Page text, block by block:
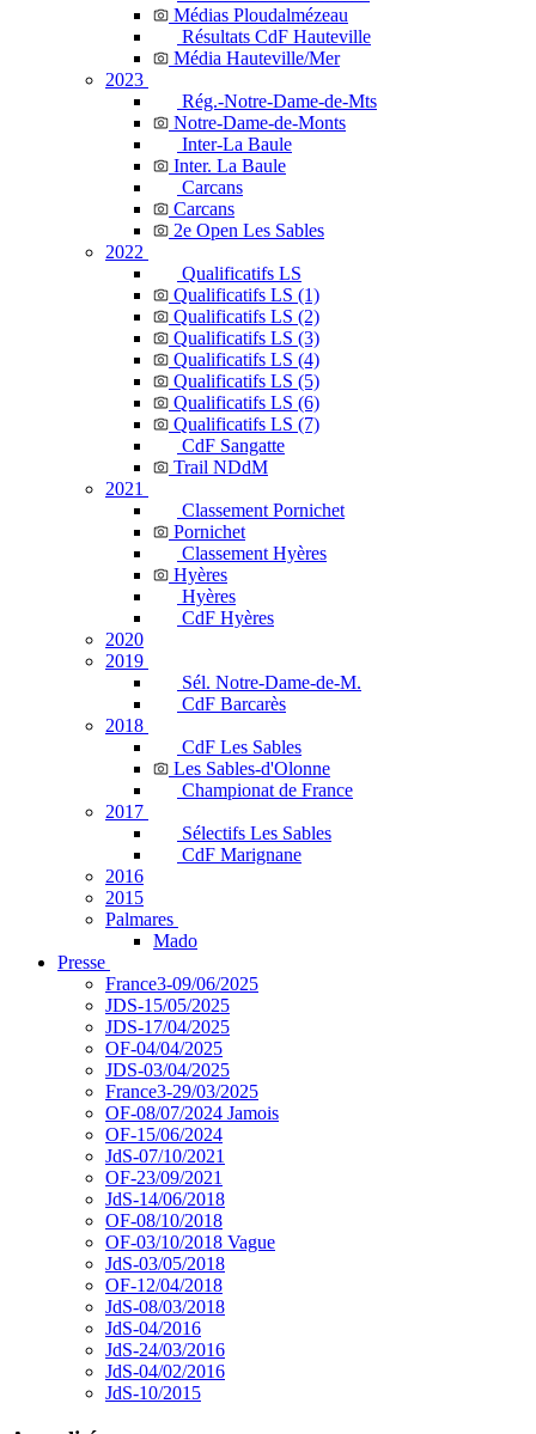
Médias Ploudalmézeau
Résultats CdF Hauteville
Média Hauteville/Mer
2023
Rég.-Notre-Dame-de-Mts
Notre-Dame-de-Monts
Inter-La Baule
Inter. La Baule
Carcans
Carcans
2e Open Les Sables
2022
Qualificatifs LS
Qualificatifs LS (1)
Qualificatifs LS (2)
Qualificatifs LS (3)
Qualificatifs LS (4)
Qualificatifs LS (5)
Qualificatifs LS (6)
Qualificatifs LS (7)
CdF Sangatte
Trail NDdM
2021
Classement Pornichet
Pornichet
Classement Hyères
Hyères
Hyères
CdF Hyères
2020
2019
Sél. Notre-Dame-de-M.
CdF Barcarès
2018
CdF Les Sables
Les Sables-d'Olonne
Championat de France
2017
Sélectifs Les Sables
CdF Marignane
2016
2015
Palmares
Mado
Presse
France3-09/06/2025
JDS-15/05/2025
JDS-17/04/2025
OF-04/04/2025
JDS-03/04/2025
France3-29/03/2025
OF-08/07/2024 Jamois
OF-15/06/2024
JdS-07/10/2021
OF-23/09/2021
JdS-14/06/2018
OF-08/10/2018
OF-03/10/2018 Vague
JdS-03/05/2018
OF-12/04/2018
JdS-08/03/2018
JdS-04/2016
JdS-24/03/2016
JdS-04/02/2016
JdS-10/2015